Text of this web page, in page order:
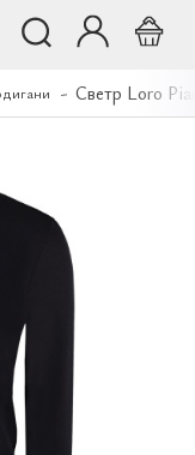
Светр Loro